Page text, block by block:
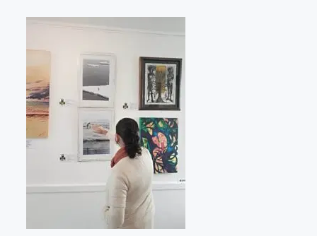
Visitas a los ateliers o talleres de artistas
Qué dicen de nosotros?
Aviso legal
Política de cookies
Expositions
Bruit de gommettes Paris 2025